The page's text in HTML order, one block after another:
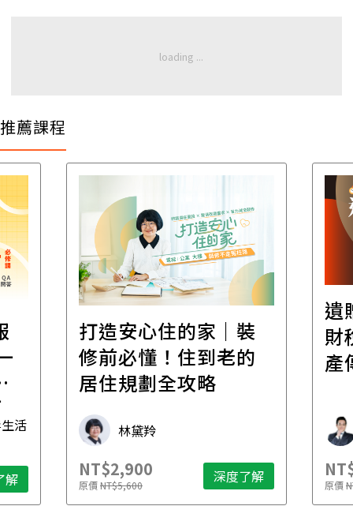
推薦課程
解
遺贈稅規劃直播課│
財稅專家親授，讓資
產傳承更有效率
財稅專家 朱家棟
NT$2,500
原價NT$4,888 深度了解
百
經
原價